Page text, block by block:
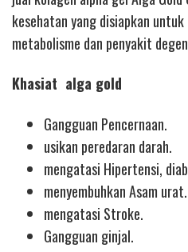
kesehatan yang disiapkan
metabolisme dan penyakit
Khasiat alga gold
Gangguan Pencernaan.
usikan peredaran darah.
mengatasi Hipertensi,
menyembuhkan Asam urat.
mengatasi Stroke.
Gangguan ginjal.